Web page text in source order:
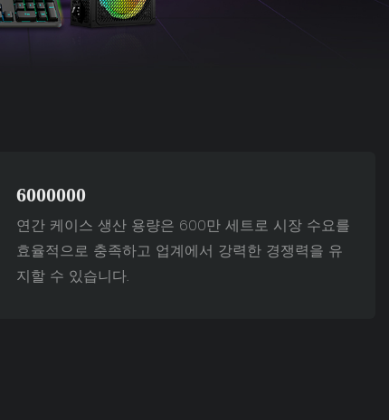
6000000
연간 케이스 생산 용량은 600만 세트로 시장 수요를
효율적으로 충족하고 업계에서 강력한 경쟁력을 유
지할 수 있습니다.